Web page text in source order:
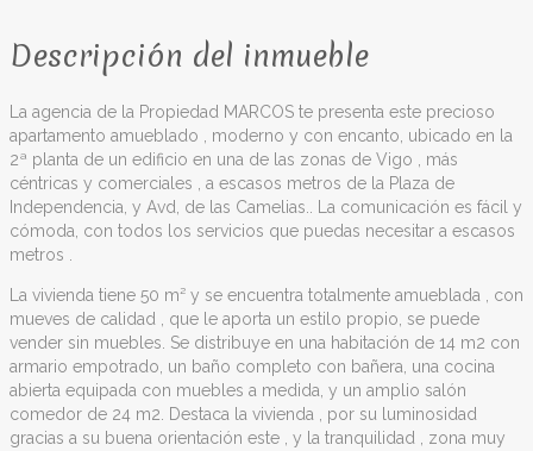
Descripción del inmueble
La agencia de la Propiedad MARCOS te presenta este precioso
apartamento amueblado , moderno y con encanto, ubicado en la
2ª planta de un edificio en una de las zonas de Vigo , más
céntricas y comerciales , a escasos metros de la Plaza de
Independencia, y Avd, de las Camelias.. La comunicación es fácil y
cómoda, con todos los servicios que puedas necesitar a escasos
metros .
La vivienda tiene 50 m² y se encuentra totalmente amueblada , con
mueves de calidad , que le aporta un estilo propio, se puede
vender sin muebles. Se distribuye en una habitación de 14 m2 con
armario empotrado, un baño completo con bañera, una cocina
abierta equipada con muebles a medida, y un amplio salón
comedor de 24 m2. Destaca la vivienda , por su luminosidad
gracias a su buena orientación este , y la tranquilidad , zona muy